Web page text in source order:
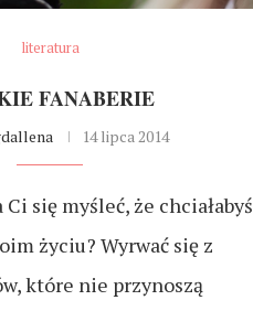
literatura
FANABERIE
14 lipca 2014
się myśleć, że chciałabyś
życiu? Wyrwać się z
które nie przynoszą